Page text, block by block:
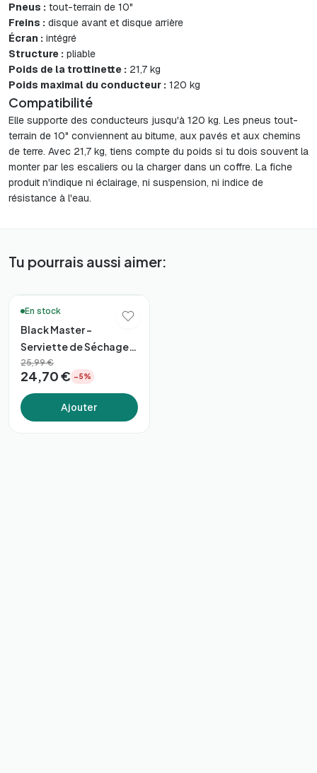
Pneus : tout-terrain de 10"
Freins : disque avant et disque arrière
Écran : intégré
Structure : pliable
Poids de la trottinette : 21,7 kg
Poids maximal du conducteur : 120 kg
Compatibilité
Elle supporte des conducteurs jusqu'à 120 kg. Les pneus tout-
terrain de 10" conviennent au bitume, aux pavés et aux chemins
de terre. Avec 21,7 kg, tiens compte du poids si tu dois souvent la
monter par les escaliers ou la charger dans un coffre. La fiche
produit n'indique ni éclairage, ni suspension, ni indice de
résistance à l'eau.
Tu pourrais aussi aimer:
En stock
Black Master –
Serviette de Séchage
Premium 60×90
(1600gsm)
25,99 €
24,70 € −5%
Ajouter